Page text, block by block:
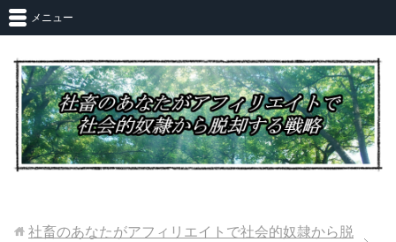
メニュー
社畜のあなたがアフィリエイトで社会的奴隷から脱